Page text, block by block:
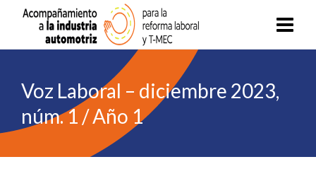
Voz Laboral – diciembre 2023,
núm. 1 / Año 1